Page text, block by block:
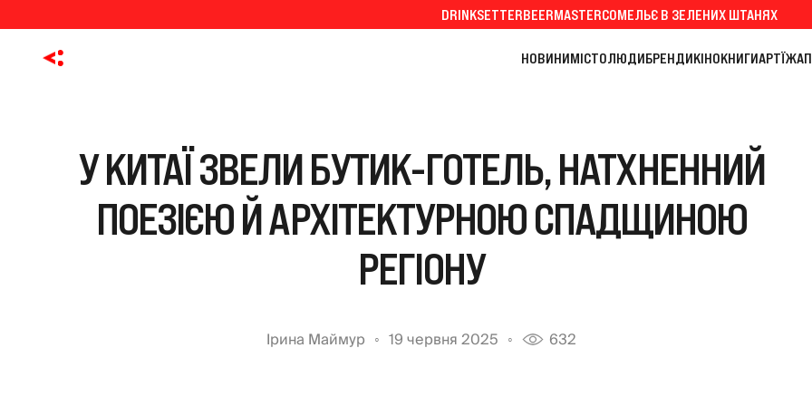
DRINKSETTERBEERMASTERСОМЕЛЬЄ В ЗЕЛЕНИХ ШТАНЯХ
НОВИНИМІСТОЛЮДИБРЕНДИКІНОКНИГИАРТЇЖА
У КИТАЇ ЗВЕЛИ БУТИК-ГОТЕЛЬ, НАТХНЕННИЙ
ПОЕЗІЄЮ Й АРХІТЕКТУРНОЮ СПАДЩИНОЮ
РЕГІОНУ
Ірина Маймур 19 червня 2025 632